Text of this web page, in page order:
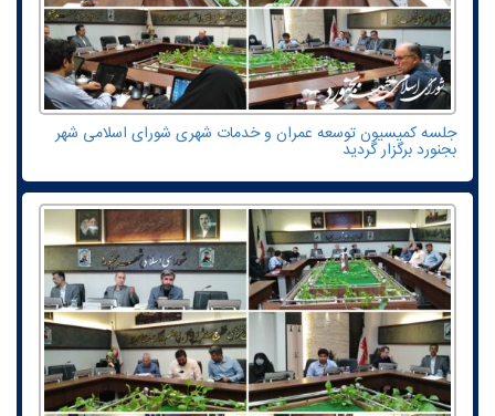
جلسه کمیسیون توسعه عمران و خدمات شهری شورای اسلامی شهر
بجنورد برگزار گردید